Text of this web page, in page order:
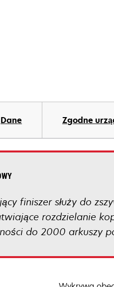
Dane Zgodne
finiszer służy do
rozdzielanie
do 2000 arkuszy